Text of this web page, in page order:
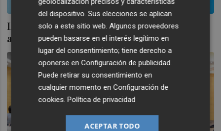
Lleida.net y Telefónica Global Solutions
afianzan su relación iniciada en 2016
del dispositivo. Sus elecciones se aplican
solo a este sitio web. Algunos proveedores
pueden basarse en el interés legítimo en
lugar del consentimiento; tiene derecho a
oponerse enConfiguración de publicidad.
Puede retirar su consentimiento en
cualquier momento enConfiguración de
cookies.Política de privacidad
ACEPTAR TODO